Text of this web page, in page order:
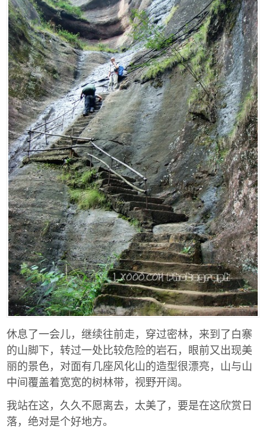
休息了一会儿，继续往前走，穿过密林，来到了白寨
的山脚下，转过一处比较危险的岩石，眼前又出现美
丽的景色，对面有几座风化山的造型很漂亮，山与山
中间覆盖着宽宽的树林带，视野开阔。
我站在这，久久不愿离去，太美了，要是在这欣赏日
落，绝对是个好地方。